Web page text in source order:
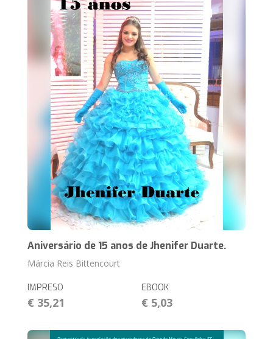
Aniversário de 15 anos de Jhenifer Duarte.
Márcia Reis Bittencourt
IMPRESO
€ 35,21
EBOOK
€ 5,03